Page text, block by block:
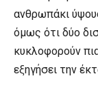
ανθρωπάκι
όμως ότι δύο
κυκλοφορούν
εξηγήσει την